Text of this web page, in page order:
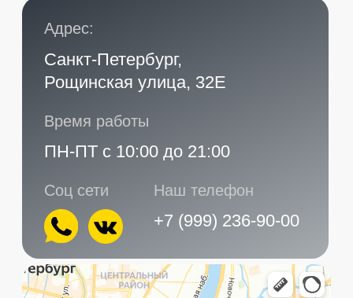
Главная
+7 (999) 236-90-00